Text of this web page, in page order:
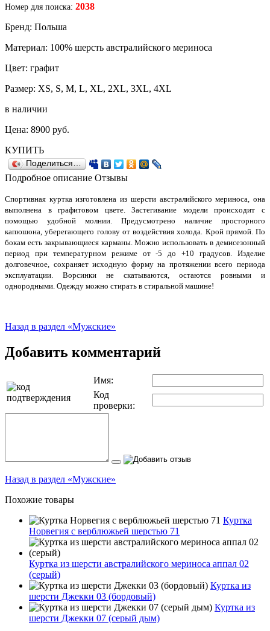
Номер для поиска: 2038
Бренд: Польша
Материал: 100% шерсть австралийского мериноса
Цвет: графит
Размер: XS, S, M, L, XL, 2XL, 3XL, 4XL
в наличии
Цена: 8900 руб.
КУПИТЬ
Поделиться…
Подробное описание Отзывы
Спортивная куртка изготовлена из шерсти австралийского мериноса, она
выполнена в графитовом цвете. Застегивание модели происходит с
помощью удобной молнии. Предусмотрено наличие просторного
капюшона, уберегающего голову от воздействия холода. Крой прямой. По
бокам есть закрывающиеся карманы. Можно использовать в демисезонный
период при температурном режиме от -5 до +10 градусов. Изделие
долговечное, сохраняет исходную форму на протяжении всего периода
эксплуатации. Ворсинки не скатываются, остаются ровными и
однородными. Одежду можно стирать в стиральной машине!
Назад в раздел «Мужские»
Добавить комментарий
Имя:
Код
проверки:
Назад в раздел «Мужские»
Похожие товары
Куртка
Норвегия с верблюжьей шерстью 71
Куртка из шерсти австралийского мериноса аппал 02
(серый)
Куртка из
шерсти Джекки 03 (бордовый)
Куртка из
шерсти Джекки 07 (серый дым)